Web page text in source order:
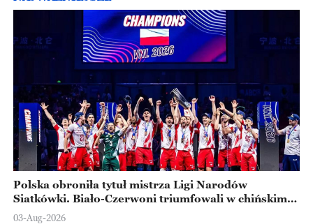
Polska obroniła tytuł mistrza Ligi Narodów
Siatkówki. Biało-Czerwoni triumfowali w chińskim
Ningbo
03-Aug-2026